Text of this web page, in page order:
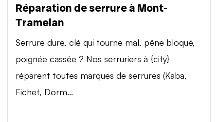
Réparation de serrure à Mont-
Tramelan
Serrure dure, clé qui tourne mal, pêne bloqué,
poignée cassée ? Nos serruriers à {city}
réparent toutes marques de serrures (Kaba,
Fichet, Dorm...